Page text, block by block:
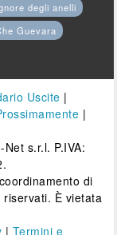
degli anelli
Guevara
Uscite |
|
s.r.l. P.IVA:
di
È vietata
| Termini e